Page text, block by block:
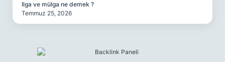
Ilga ve mülga ne demek ?
Temmuz 25, 2026